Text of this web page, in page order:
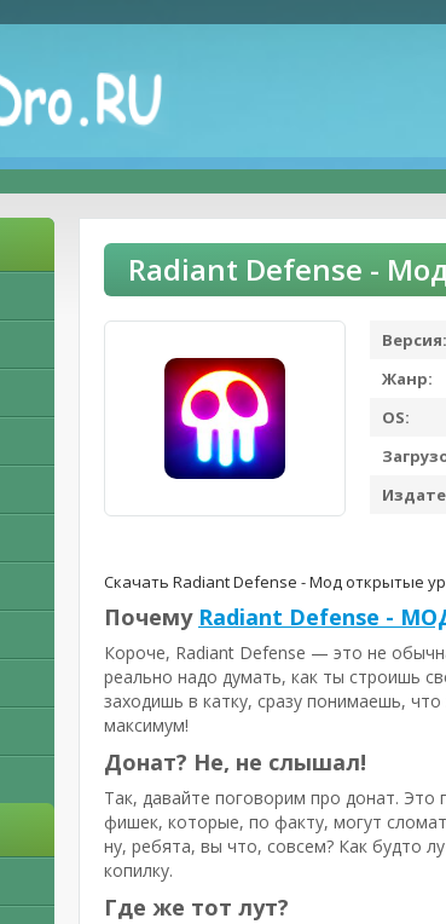
Radiant Defense -
Версия:
Жанр:
OS:
Скачать Radiant Defense - Мод открытые
Почему Radiant Defense -
Короче, Radiant Defense — это не
реально надо думать, как ты строишь
заходишь в катку, сразу понимаешь,
максимум!
Донат? Не, не слышал!
Так, давайте поговорим про донат. Это
фишек, которые, по факту, могут
ну, ребята, вы что, совсем? Как будто
копилку.
Где же тот лут?